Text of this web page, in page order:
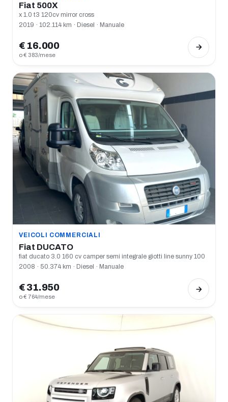
Fiat 500X
x 1.0 t3 120cv mirror cross
2019 · 102.114 km · Diesel · Manuale
€ 16.000
o € 383/mese
VEICOLI COMMERCIALI
Fiat DUCATO
fiat ducato 3.0 160 cv camper semi integrale giotti line sunny 100
2008 · 50.374 km · Diesel · Manuale
€ 31.950
o € 764/mese